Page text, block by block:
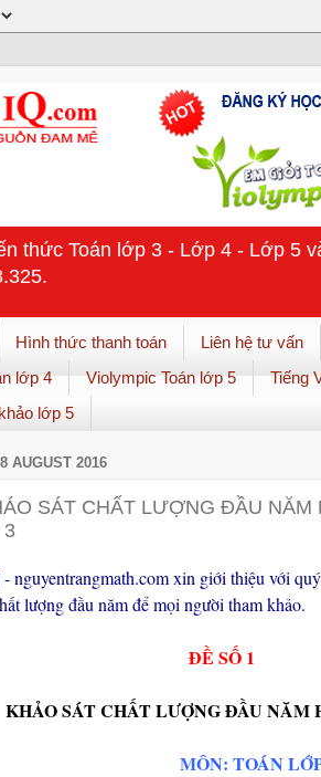
thức Toán lớp 3 - Lớp 4 - Lớp 5
Hình thức thanh toán Liên hệ tư vấn
lớp 4
Violympic Toán lớp 5 Tiếng
lớp 5
AUGUST 2016
SÁT CHẤT LƯỢNG ĐẦU NĂM
3
nguyentrangmath.com xin giới thiệu với
lượng đầu năm để mọi người tham khảo.
ĐỀ SỐ 1
KHẢO SÁT CHẤT LƯỢNG ĐẦU NĂM
MÔN: TOÁN